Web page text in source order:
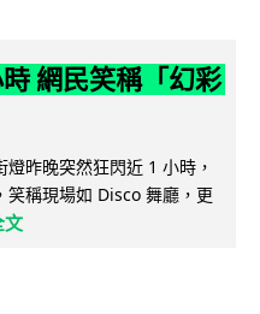
網民笑稱「幻彩
昨晚突然狂閃近 1 小時，
笑稱現場如 Disco 舞廳，更
文